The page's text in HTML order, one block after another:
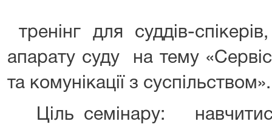
тренінг для суддів-
апарату суду на тему
та комунікації з суспільством».
Ціль семінару: